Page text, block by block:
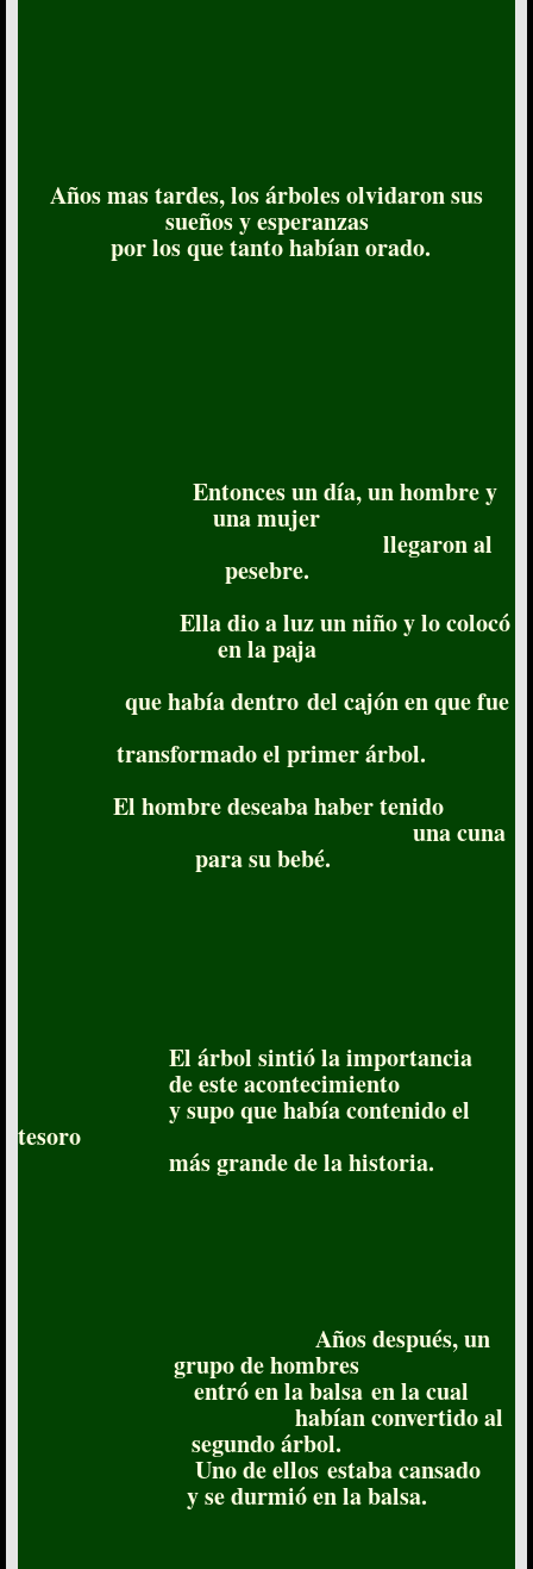
Años mas tardes, los árboles olvidaronsus
sueños y esperanzas
por los que tanto habían orado.
Entonces un día, un hombre y
una mujer
llegaron al
pesebre.
Ella dio a luz un niño y lo colocó
en la paja
que había dentro del cajón en que fue
transformado el primer árbol.
El hombre deseaba haber tenido
una cuna
para su bebé.
El árbol sintió la importancia
de este acontecimiento
y supo que había contenido el
tesoro
más grande de la historia.
Años después, un
grupo de hombres
entró en la balsa en la cual
habían convertido al
segundo árbol.
Uno de ellos estaba cansado
y se durmió en la balsa.